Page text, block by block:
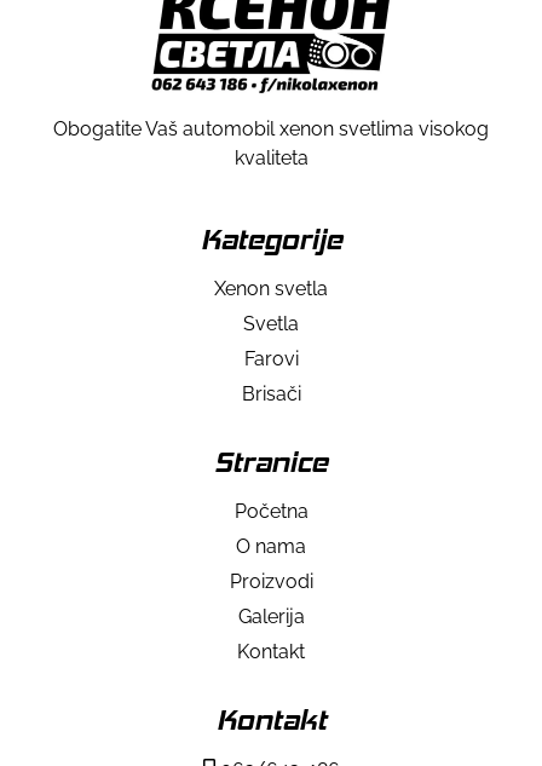
Obogatite Vaš automobil xenon svetlima visokog
kvaliteta
Kategorije
Xenon svetla
Svetla
Farovi
Brisači
Stranice
Početna
O nama
Proizvodi
Galerija
Kontakt
Kontakt